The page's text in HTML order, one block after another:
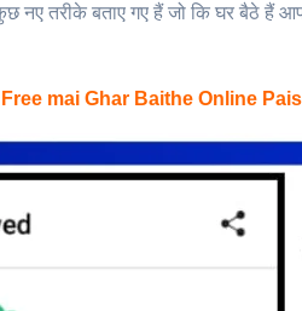
नए तरीके बताए गए हैं जो कि घर बैठे हैं
Free mai Ghar Baithe Online